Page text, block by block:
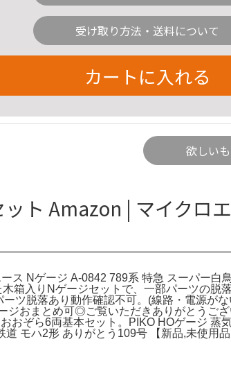
受け取り方法・送料について
カートに入れる
欲しい
ト Amazon | マイクロ
ス Nゲージ A-0842 789系 特急 スーパー白
箱入りNゲージセットで、一部パーツの脱
ツ脱落あり動作確認不可。(線路・電源が
ジおまとめ可◎ご覧いただきありがとうご
おぞら6両基本セット。PIKO HOゲージ 蒸
モハ2形 ありがとう109号 【新品,未使用